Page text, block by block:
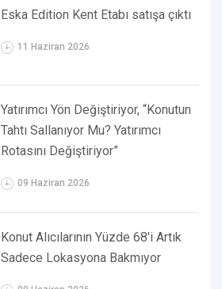
Eska Edition Kent Etabı satışa çıktı
11 Haziran 2026
Yatırımcı Yön Değiştiriyor, “Konutun
Tahtı Sallanıyor Mu? Yatırımcı
Rotasını Değiştiriyor”
09 Haziran 2026
Konut Alıcılarının Yüzde 68'i Artık
Sadece Lokasyona Bakmıyor